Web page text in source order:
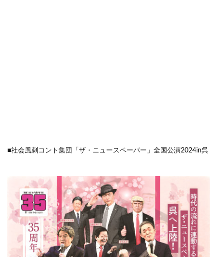
■社会風刺コント集団「ザ・ニュースペーパー」全国公演2024in呉